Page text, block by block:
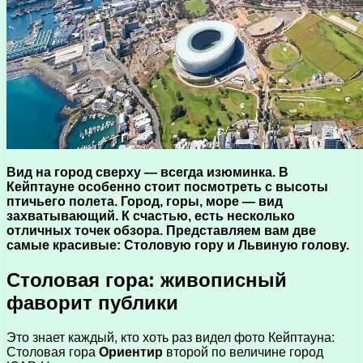
Вид на город сверху — всегда изюминка. В
Кейптауне особенно стоит посмотреть с высоты
птичьего полета. Город, горы, море — вид
захватывающий. К счастью, есть несколько
отличных точек обзора. Представляем вам две
самые красивые: Столовую гору и Львиную голову.
Столовая гора: живописный
фаворит публики
Это знает каждый, кто хоть раз видел фото Кейптауна:
Столовая гора Ориентир второй по величине город